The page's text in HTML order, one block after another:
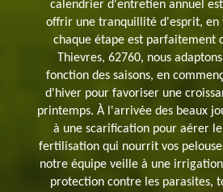
calendrier d'entretien annuel
offrir une tranquillité d'esprit, en
chaque étape est parfaitement
Thievres, 62760, nous
fonction des saisons, en
d'hiver pour favoriser une
printemps. À l'arrivée des beaux
à une scarification pour aérer
fertilisation qui nourrit vos
notre équipe veille à une
protection contre les parasites,